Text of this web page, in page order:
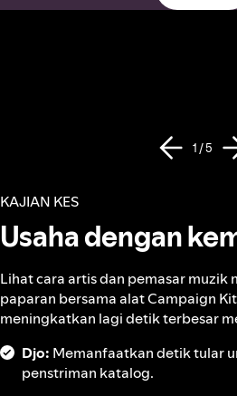
1 / 5
KAJIAN KES
Usaha dengan
Lihat cara artis dan pemasar muzik
paparan bersama alat Campaign
meningkatkan lagi detik terbesar
Djo: Memanfaatkan detik tular
penstriman katalog.